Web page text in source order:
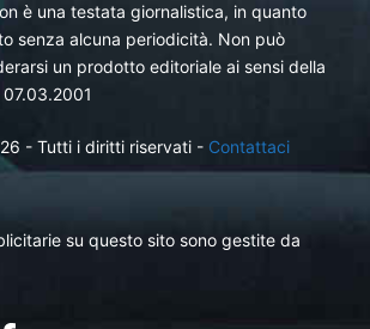
è una testata giornalistica, in quanto
senza alcuna periodicità. Non può
un prodotto editoriale ai sensi della
- Tutti i diritti riservati - Contattaci
su questo sito sono gestite da